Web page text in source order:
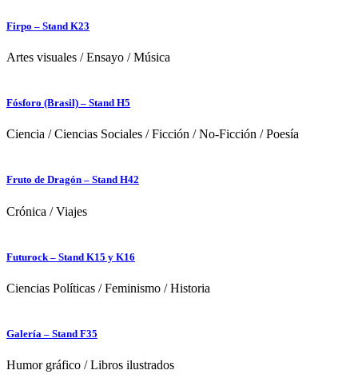
Firpo – Stand K23
Artes visuales /Ensayo /Música
Fósforo (Brasil) – Stand H5
Ciencia /Ciencias Sociales /Ficción /No-Ficción /Poesía
Fruto de Dragón – Stand H42
Crónica /Viajes
Futurock – Stand K15 y K16
Ciencias Políticas /Feminismo /Historia
Galería – Stand F35
Humor gráfico /Libros ilustrados